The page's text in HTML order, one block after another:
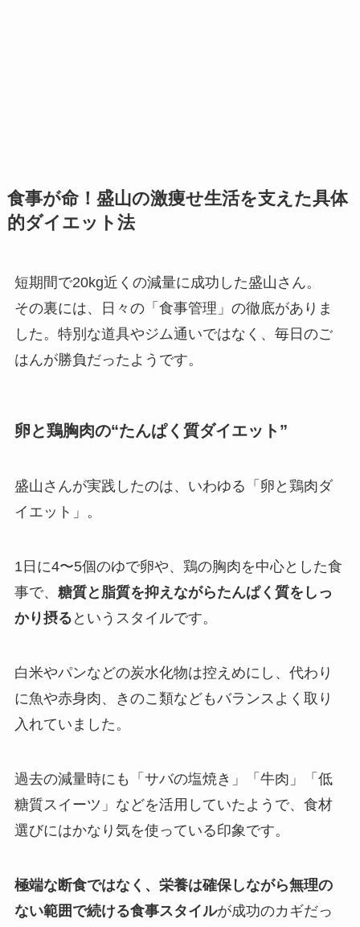
食事が命！盛山の激痩せ生活を支えた具体
的ダイエット法
短期間で20kg近くの減量に成功した盛山さん。
その裏には、日々の「食事管理」の徹底がありま
した。特別な道具やジム通いではなく、毎日のご
はんが勝負だったようです。
卵と鶏胸肉の“たんぱく質ダイエット”
盛山さんが実践したのは、いわゆる「卵と鶏肉ダ
イエット」。
1日に4〜5個のゆで卵や、鶏の胸肉を中心とした食
事で、 糖質と脂質を抑えながらたんぱく質をしっ
かり摂る というスタイルです。
白米やパンなどの炭水化物は控えめにし、代わり
に魚や赤身肉、きのこ類などもバランスよく取り
入れていました。
過去の減量時にも「サバの塩焼き」「牛肉」「低
糖質スイーツ」などを活用していたようで、食材
選びにはかなり気を使っている印象です。
極端な断食ではなく、栄養は確保しながら無理の
ない範囲で続ける食事スタイルが成功のカギだっ